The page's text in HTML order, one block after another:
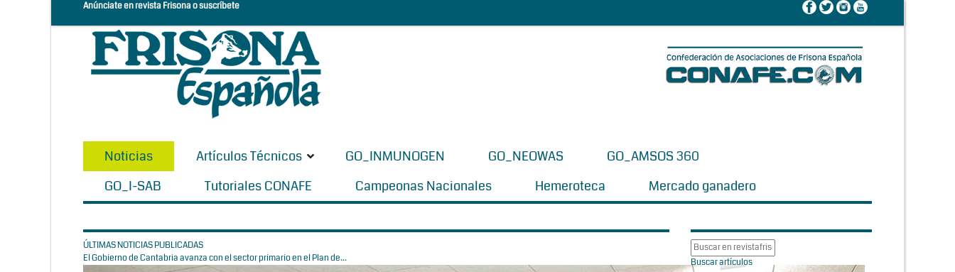
Anúnciate en revista Frisona o suscríbete
Noticias Artículos Técnicos GO_INMUNOGEN GO_NEOWAS
GO_AMSOS 360
GO_I-SAB
Tutoriales CONAFE Campeonas Nacionales Hemeroteca Mercado ganadero
ÚLTIMAS NOTICIAS PUBLICADAS
El Gobierno de Cantabria avanza con el sector primario en el Plan de...
Buscar artículos